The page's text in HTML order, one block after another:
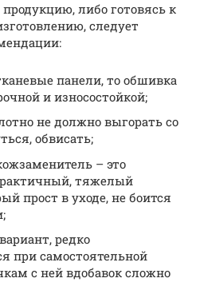
либо готовясь к
следует
панели, то обшивка
и износостойкой;
не должно выгорать со
обвисать;
– это
тяжелый
прост в уходе, не боится
редко
при самостоятельной
с ней вдобавок сложно